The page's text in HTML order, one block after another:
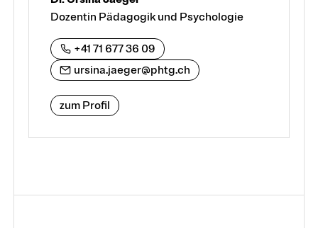
Dozentin Pädagogik und Psychologie
+41 71 677 36 09
ursina.jaeger@phtg.ch
zum Profil